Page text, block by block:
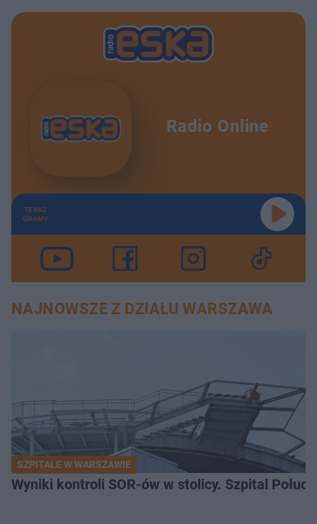
Radio Online
TERAZ
GRAMY
NAJNOWSZE Z DZIAŁU WARSZAWA
SZPITALE W WARSZAWIE
Wyniki kontroli SOR-ów w stolicy. Szpital